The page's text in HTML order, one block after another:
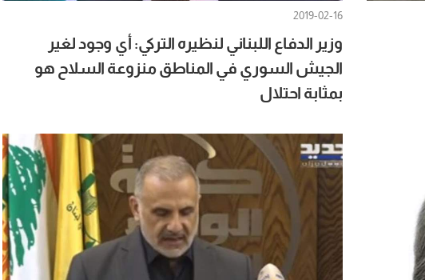
2019-02-16
وزير الدفاع اللبناني لنظيره التركي: أي وجود لغير
الجيش السوري في المناطق منزوعة السلاح هو
بمثابة احتلال